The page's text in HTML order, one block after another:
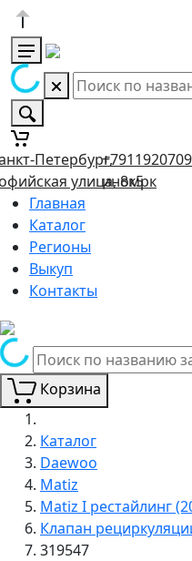
Петербург,
улица, 8к5
иномрк
Главная
Каталог
Регионы
Выкуп
Контакты
Корзина
Каталог
Daewoo
Matiz
Matiz I рестайлинг
Клапан
319547